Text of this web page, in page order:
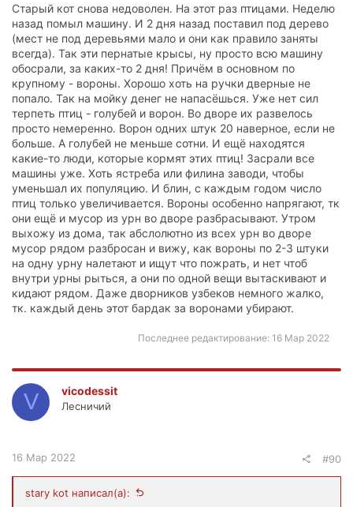
Старый кот снова недоволен. На этот раз птицами. Неделю
назад помыл машину. И 2 дня назад поставил под дерево
(мест не под деревьями мало и они как правило заняты
всегда). Так эти пернатые крысы, ну просто всю машину
обосрали, за каких-то 2 дня! Причём в основном по
крупному - вороны. Хорошо хоть на ручки дверные не
попало. Так на мойку денег не напасёшься. Уже нет сил
терпеть птиц - голубей и ворон. Во дворе их развелось
просто немеренно. Ворон одних штук 20 наверное, если не
больше. А голубей не меньше сотни. И ещё находятся
какие-то люди, которые кормят этих птиц! Засрали все
машины уже. Хоть ястреба или филина заводи, чтобы
уменьшал их популяцию. И блин, с каждым годом число
птиц только увеличивается. Вороны особенно напрягают, тк
они ещё и мусор из урн во дворе разбрасывают. Утром
выхожу из дома, так абслолютно из всех урн во дворе
мусор рядом разбросан и вижу, как вороны по 2-3 штуки
на одну урну налетают и ищут что пожрать, и нет чтоб
внутри урны рыться, а они по одной вещи вытаскивают и
кидают рядом. Даже дворников узбеков немного жалко,
тк. каждый день этот бардак за воронами убирают.
Последнее редактирование: 16 Мар 2022
V vicodessit
Лесничий
16 Мар 2022 #90
stary kot написал(а):